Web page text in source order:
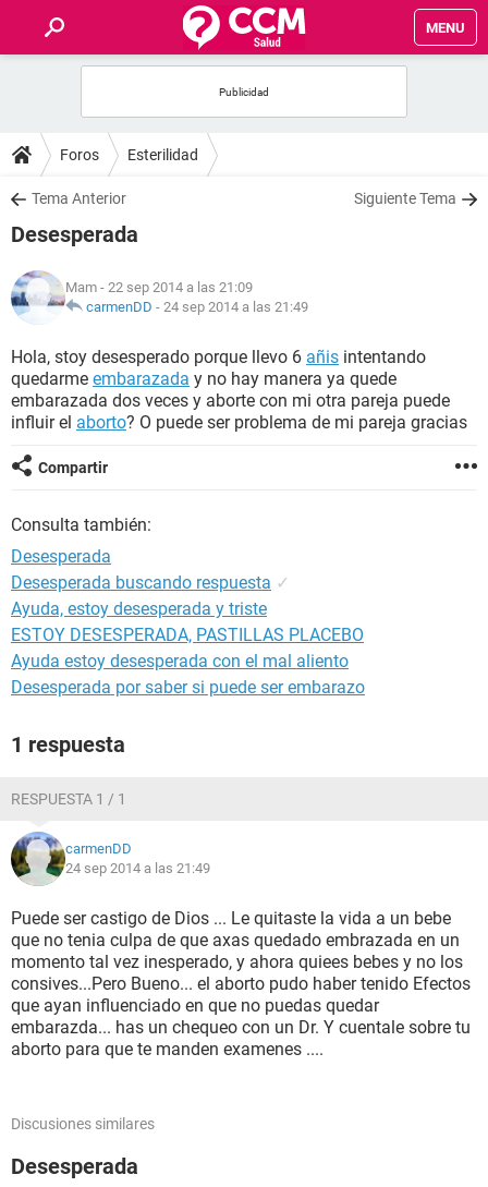
MENU
FOROS
SALUD
NUTRICIÓN
BIENESTAR
SEXUALIDAD
GLOSARIO
Foros Esterilidad
Tema Anterior Siguiente Tema
Desesperada
Mam - 22 sep 2014 a las 21:09
carmenDD - 24 sep 2014 a las 21:49
Hola, stoy desesperado porque llevo 6 añis intentando
quedarme embarazada y no hay manera ya quede
embarazada dos veces y aborte con mi otra pareja puede
influir el aborto? O puede ser problema de mi pareja gracias
Compartir
Consulta también:
Desesperada
Desesperada buscando respuesta ✓
Ayuda, estoy desesperada y triste
ESTOY DESESPERADA, PASTILLAS PLACEBO
Ayuda estoy desesperada con el mal aliento
Desesperada por saber si puede ser embarazo
1 respuesta
RESPUESTA 1 / 1
carmenDD
24 sep 2014 a las 21:49
Puede ser castigo de Dios ... Le quitaste la vida a un bebe
que no tenia culpa de que axas quedado embrazada en un
momento tal vez inesperado, y ahora quiees bebes y no los
consives...Pero Bueno... el aborto pudo haber tenido Efectos
que ayan influenciado en que no puedas quedar
embarazda... has un chequeo con un Dr. Y cuentale sobre tu
aborto para que te manden examenes ....
Discusiones similares
Desesperada